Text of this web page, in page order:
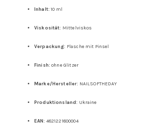
Inhalt: 10 ml
Viskosität: Mittelviskos
Verpackung: Flasche mit Pinsel
Finish: ohne Glitzer
Marke/Hersteller: NAILSOFTHEDAY
Produktionsland: Ukraine
EAN: 4821221800004